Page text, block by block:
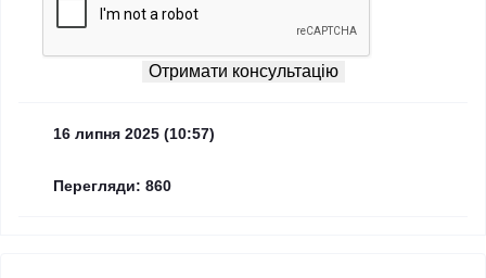
Отримати консультацію
16 липня 2025 (10:57)
Перегляди: 860